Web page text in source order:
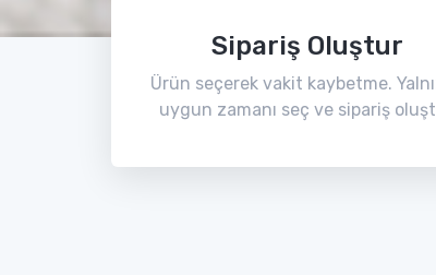
Sipariş Oluştur
Ürün seçerek vakit kaybetme.
uygun zamanı seç ve sipariş